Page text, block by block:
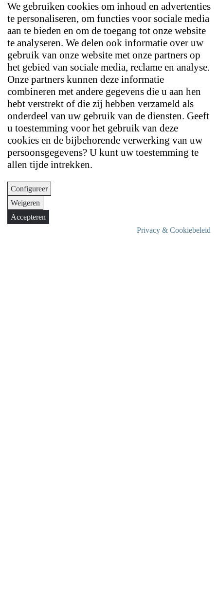
We gebruiken cookies om inhoud en advertenties
te personaliseren, om functies voor sociale media
aan te bieden en om de toegang tot onze website
te analyseren. We delen ook informatie over uw
gebruik van onze website met onze partners op
het gebied van sociale media, reclame en analyse.
Onze partners kunnen deze informatie
combineren met andere gegevens die u aan hen
hebt verstrekt of die zij hebben verzameld als
onderdeel van uw gebruik van de diensten. Geeft
u toestemming voor het gebruik van deze
cookies en de bijbehorende verwerking van uw
persoonsgegevens? U kunt uw toestemming te
allen tijde intrekken.
Configureer
Weigeren
Accepteren
Privacy & Cookiebeleid